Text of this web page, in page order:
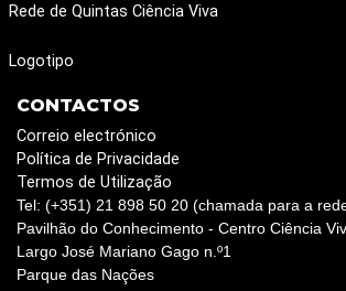
Rede de Quintas Ciência Viva
Logotipo
CONTACTOS
Correio electrónico
Política de Privacidade
Termos de Utilização
Tel: (+351) 21 898 50 20 (chamada para a
Pavilhão do Conhecimento - Centro Ciência
Largo José Mariano Gago n.º1
Parque das Nações